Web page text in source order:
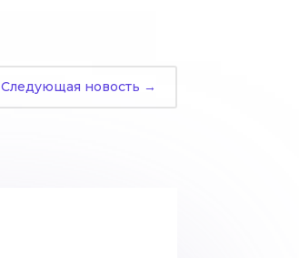
Следующая новость →